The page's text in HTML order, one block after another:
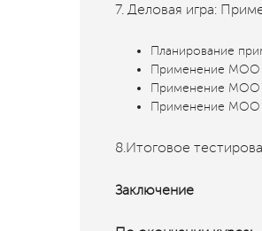
7. Деловая игра:
Планирование
Применение МОО
Применение МОО
Применение МОО
8.Итоговое
Заключение